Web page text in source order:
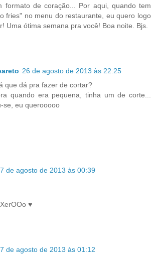
formato de coração... Por aqui, quando tem
fries" no menu do restaurante, eu quero logo
Uma ótima semana pra você! Boa noite. Bjs.
26 de agosto de 2013 às 22:25
que dá pra fazer de cortar?
quando era pequena, tinha um de corte...
se, eu querooooo
de agosto de 2013 às 00:39
♥
de agosto de 2013 às 01:12